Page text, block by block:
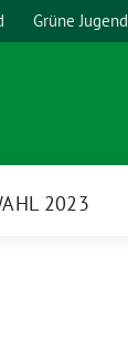
Grüne Jugend
2023